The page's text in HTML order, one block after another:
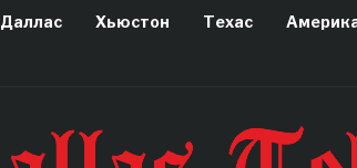
Даллас Хьюстон Техас